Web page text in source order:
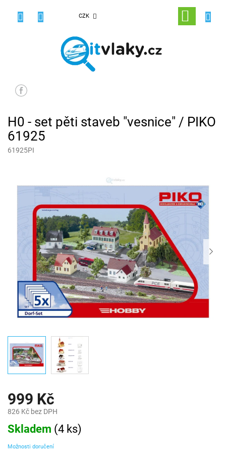
CZK
NÁKUPNÍ
KOŠÍK
H0 - set pěti staveb "vesnice" / PIKO
61925
61925PI
999 Kč
826 Kč bez DPH
Měrná
cena:
Skladem (4 ks)
Možnosti doručení